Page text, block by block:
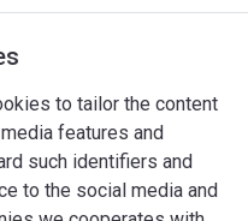
to tailor the content
features and
such identifiers and
to the social media and